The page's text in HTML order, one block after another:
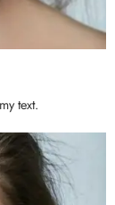
text.